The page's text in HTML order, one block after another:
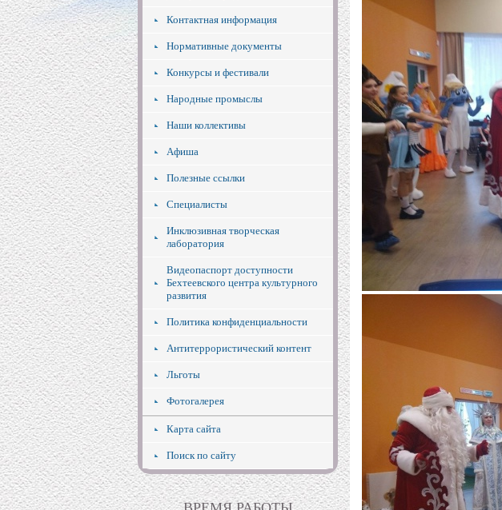
Контактная информация
Нормативные документы
Конкурсы и фестивали
Народные промыслы
Наши коллективы
Афиша
Полезные ссылки
Специалисты
Инклюзивная творческая
лаборатория
Видеопаспорт доступности
Бехтеевского центра культурного
развития
Политика конфиденциальности
Антитеррористический контент
Льготы
Фотогалерея
Карта сайта
Поиск по сайту